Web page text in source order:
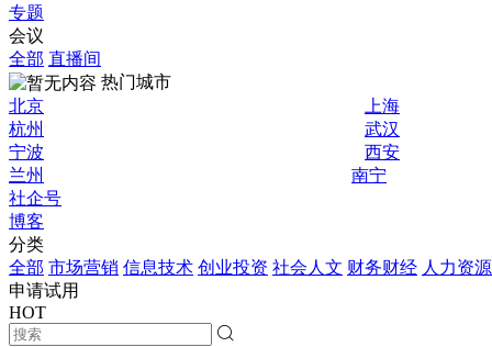
专题
会议
全部 直播间
热门城市
北京
上海
杭州
武汉
宁波
西安
兰州
南宁
社企号
博客
分类
全部 市场营销 信息技术 创业投资 社会人文 财务财经 人力资源
申请试用
HOT